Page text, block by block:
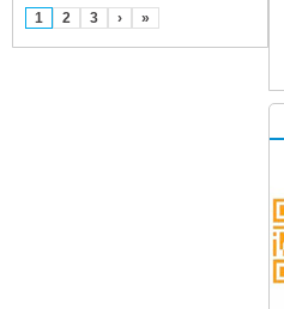
1 2 3 › »